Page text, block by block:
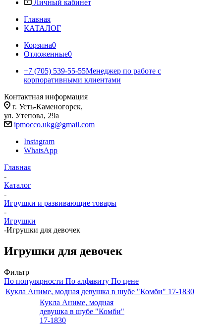
Личный кабинет
Главная
КАТАЛОГ
Корзина0
Отложенные0
+7 (705) 539-55-55Менеджер по работе с
корпоративными клиентами
Контактная информация
г. Усть-Каменогорск,
ул. Утепова, 29а
ipmocco.ukg@gmail.com
Instagram
WhatsApp
Главная
-
Каталог
-
Игрушки и развивающие товары
-
Игрушки
-Игрушки для девочек
Игрушки для девочек
Фильтр
По популярности По алфавиту По цене
Кукла Аниме, модная девушка в шубе "Комби" 17-1830
Кукла Аниме, модная
девушка в шубе "Комби"
17-1830